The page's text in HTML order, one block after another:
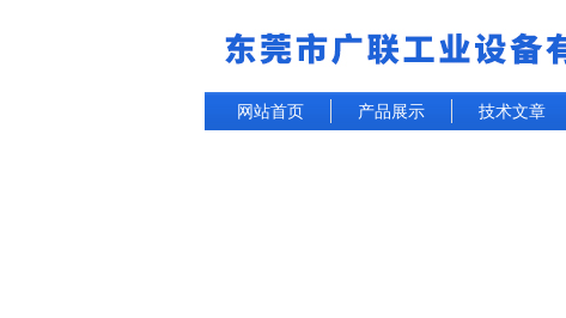
网站首页 产品展示 技术文章